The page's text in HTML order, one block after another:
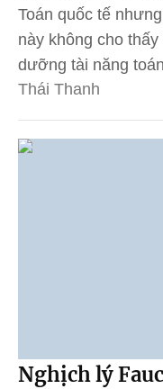
Toán quốc tế
này không cho
dưỡng tài năng
Thái Thanh
Nghịch lý